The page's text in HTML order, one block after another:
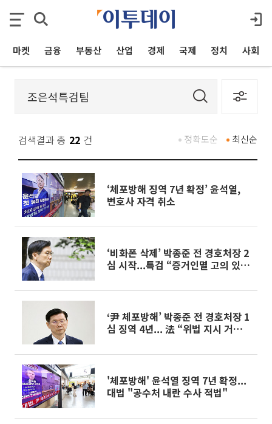
마켓 금융 부동산 산업 경제 국제 정치 사회
검색결과 총 22 건 최신순
정확도순
‘체포방해 징역 7년 확정’ 윤석열,
변호사 자격 취소
‘비화폰 삭제’ 박종준 전 경호처장 2
심 시작...특검 “증거인멸 고의 있
‘尹 체포방해’ 박종준 전 경호처장 1
심 징역 4년... 法 “위법 지시 거부했
'체포방해' 윤석열 징역 7년 확정...
대법 "공수처 내란 수사 적법"